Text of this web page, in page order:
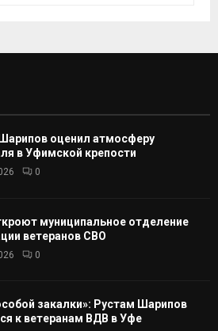
С
А
оценил атмосферу
в Уфимской крепости
0
муниципальное отделение
ветеранов СВО
0
закалки»: Рустам Шарипов
к ветеранам ВДВ в Уфе